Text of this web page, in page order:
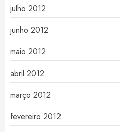
julho 2012
junho 2012
maio 2012
abril 2012
março 2012
fevereiro 2012